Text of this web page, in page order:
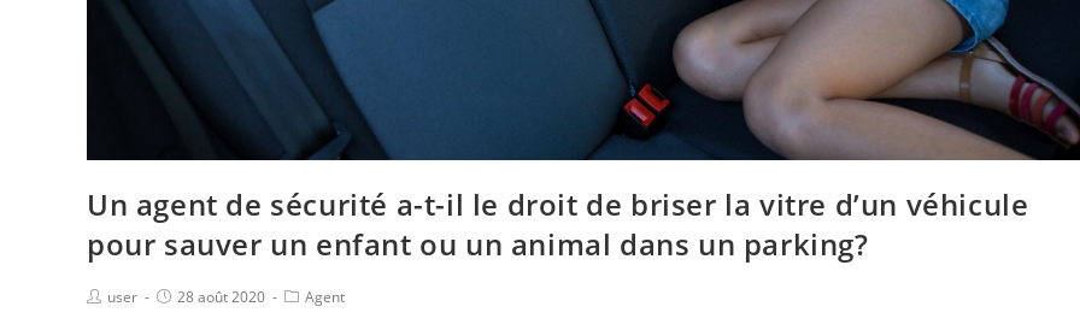
Un agent de sécurité a-t-il le droit de briser la vitre d’un véhicule
pour sauver un enfant ou un animal dans un parking?
user 28 août 2020 Agent